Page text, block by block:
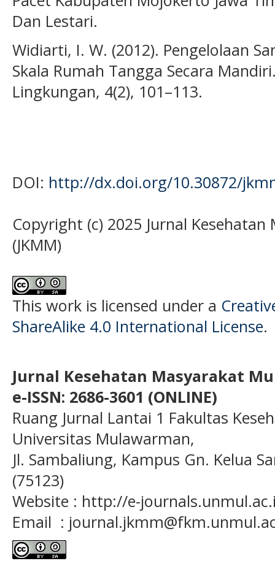
Dan Lestari.
Widiarti, I. W. (2012). Pengelolaan
Skala Rumah Tangga Secara
Lingkungan, 4(2), 101–113.
DOI: http://dx.doi.org/10.30872/
Copyright (c) 2025 Jurnal
(JKMM)
This work is licensed under a
ShareAlike 4.0 International License.
Jurnal Kesehatan Masyarakat
e-ISSN: 2686-3601 (ONLINE)
Ruang Jurnal Lantai 1 Fakultas
Universitas Mulawarman,
Jl. Sambaliung, Kampus Gn. Kelua
(75123)
Website : http://e-
Email :